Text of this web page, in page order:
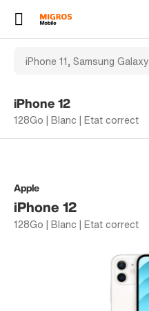
iPhone 12
128Go | Blanc | Etat correct
Apple
iPhone 12
128Go | Blanc | Etat correct